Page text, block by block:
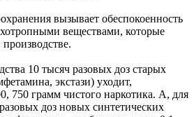
вызывает обеспокоенность
веществами, которые
10 тысяч разовых доз старых
экстази) уходит,
750 грамм чистого наркотика. А, для
доз новых синтетических